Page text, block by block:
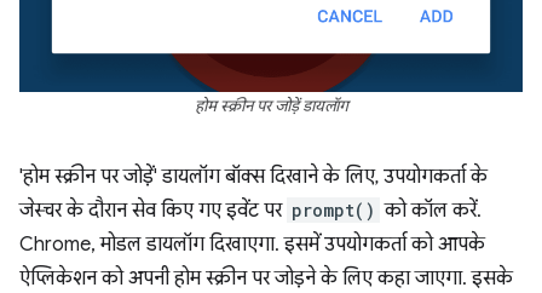
होम स्क्रीन पर जोड़ें डायलॉग
'होम स्क्रीन पर जोड़ें' डायलॉग बॉक्स दिखाने के लिए, उपयोगकर्ता के
जेस्चर के दौरान सेव किए गए इवेंट पर prompt() को कॉल करें.
Chrome, मोडल डायलॉग दिखाएगा. इसमें उपयोगकर्ता को आपके
ऐप्लिकेशन को अपनी होम स्क्रीन पर जोड़ने के लिए कहा जाएगा. इसके